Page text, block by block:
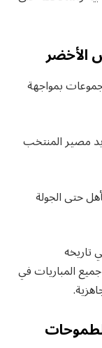
الأخضر
بمواجهة
مصير المنتخب
حتى الجولة
تاريخه
المباريات في